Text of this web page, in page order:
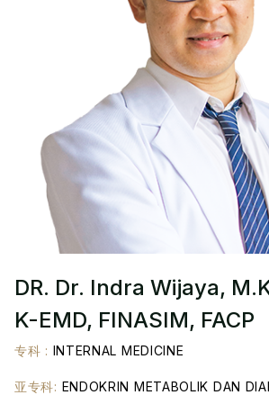
DR. Dr. Indra Wijaya,
K-EMD, FINASIM, FACP
专科 : INTERNAL MEDICINE
亚专科: ENDOKRIN METABOLIK DAN